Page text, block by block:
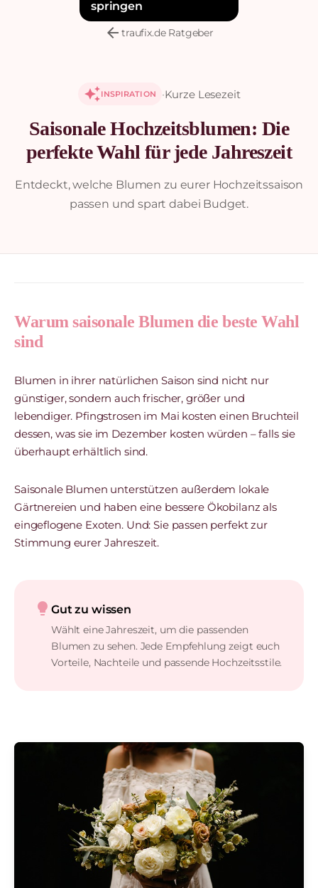
arrow_backtraufix.de Ratgeber
auto_awesomeINSPIRATION ·Kurze Lesezeit
Saisonale Hochzeitsblumen: Die
perfekte Wahl für jede Jahreszeit
Entdeckt, welche Blumen zu eurer Hochzeitssaison
passen und spart dabei Budget.
Warum saisonale Blumen die beste Wahl
sind
Blumen in ihrer natürlichen Saison sind nicht nur
günstiger, sondern auch frischer, größer und
lebendiger. Pfingstrosen im Mai kosten einen Bruchteil
dessen, was sie im Dezember kosten würden – falls sie
überhaupt erhältlich sind.
Saisonale Blumen unterstützen außerdem lokale
Gärtnereien und haben eine bessere Ökobilanz als
eingeflogene Exoten. Und: Sie passen perfekt zur
Stimmung eurer Jahreszeit.
lightbulb Gut zu wissen
Wählt eine Jahreszeit, um die passenden
Blumen zu sehen. Jede Empfehlung zeigt euch
Vorteile, Nachteile und passende Hochzeitsstile.
springen